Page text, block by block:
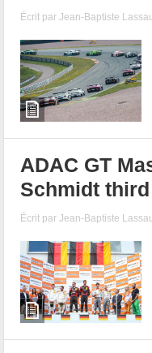
Écrit parJean-Baptiste
ADAC GT
Schmidt
Écrit parJean-Baptiste